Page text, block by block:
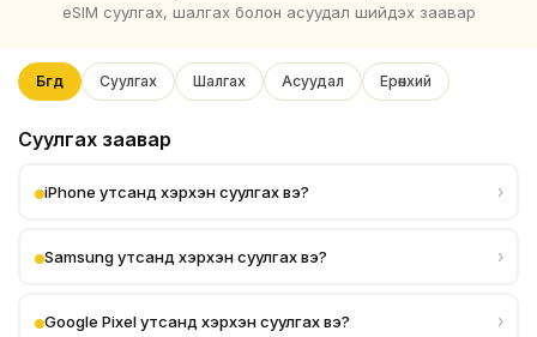
eSIM суулгах, шалгах болон асуудал шийдэх заавар
Бүгд Суулгах Шалгах Асуудал Ерөнхий
Суулгах заавар
iPhone утсанд хэрхэн суулгах вэ? ›
Samsung утсанд хэрхэн суулгах вэ? ›
Google Pixel утсанд хэрхэн суулгах вэ? ›